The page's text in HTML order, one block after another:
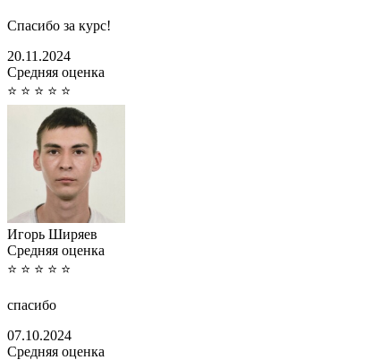
Спасибо за курс!
20.11.2024
Cредняя оценка
⭐ ⭐ ⭐ ⭐ ⭐
Игорь Ширяев
Cредняя оценка
⭐ ⭐ ⭐ ⭐ ⭐
спасибо
07.10.2024
Cредняя оценка